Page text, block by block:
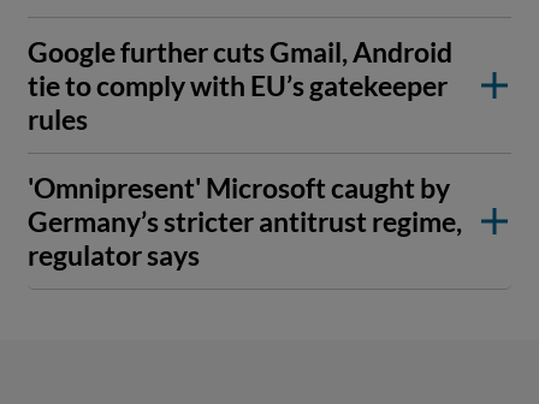
Google further cuts Gmail, Android
tie to comply with EU’s gatekeeper
rules
'Omnipresent' Microsoft caught by
Germany’s stricter antitrust regime,
regulator says